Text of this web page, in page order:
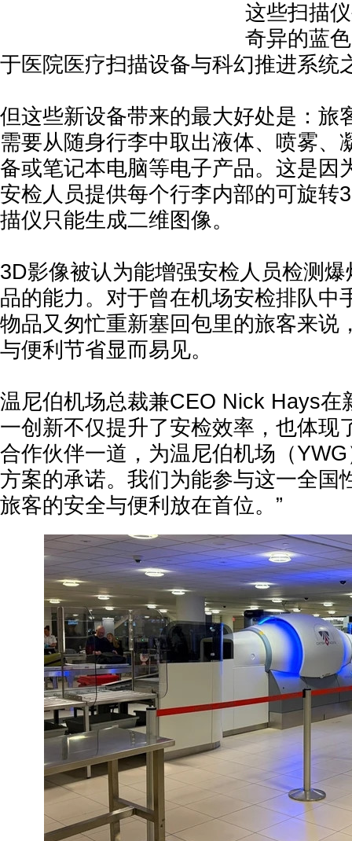
这些扫描
奇异的蓝
于医院医疗扫描设备与科幻推进系统
但这些新设备带来的最大好处是：旅
需要从随身行李中取出液体、喷雾、
备或笔记本电脑等电子产品。这是因
安检人员提供每个行李内部的可旋转
描仪只能生成二维图像。
3D影像被认为能增强安检人员检测
品的能力。对于曾在机场安检排队中
物品又匆忙重新塞回包里的旅客来说
与便利节省显而易见。
温尼伯机场总裁兼CEO Nick Hays在
一创新不仅提升了安检效率，也体现
合作伙伴一道，为温尼伯机场（
方案的承诺。我们为能参与这一全国
旅客的安全与便利放在首位。”